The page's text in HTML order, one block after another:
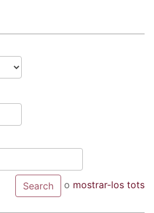
o mostrar-los tots